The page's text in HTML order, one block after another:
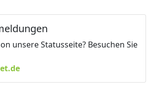
unsere Statusseite? Besuchen Sie